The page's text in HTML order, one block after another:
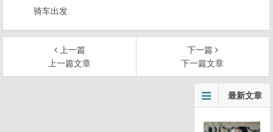
骑车出发
上一篇
上一篇文章
下一篇
下一篇文章
最新文章